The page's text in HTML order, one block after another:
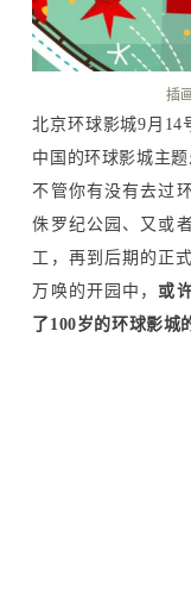
插
北京环球影城9月14
中国的环球影城主
不管你有没有去过
侏罗纪公园、又或
工，再到后期的正
万唤的开园中， 或
了100岁的环球影城